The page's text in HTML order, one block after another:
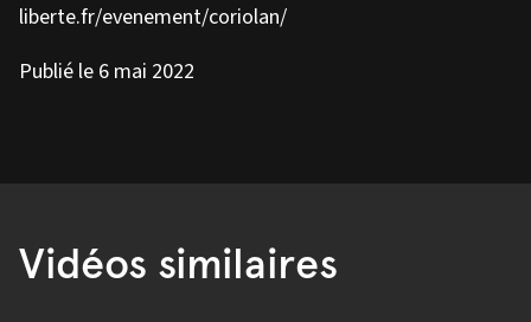
liberte.fr/evenement/coriolan/
Publié le 6 mai 2022
Vidéos similaires